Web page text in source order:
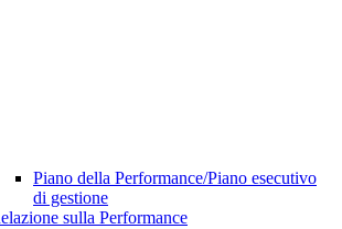
Piano della Performance/Piano esecutivo
di gestione
sulla Performance